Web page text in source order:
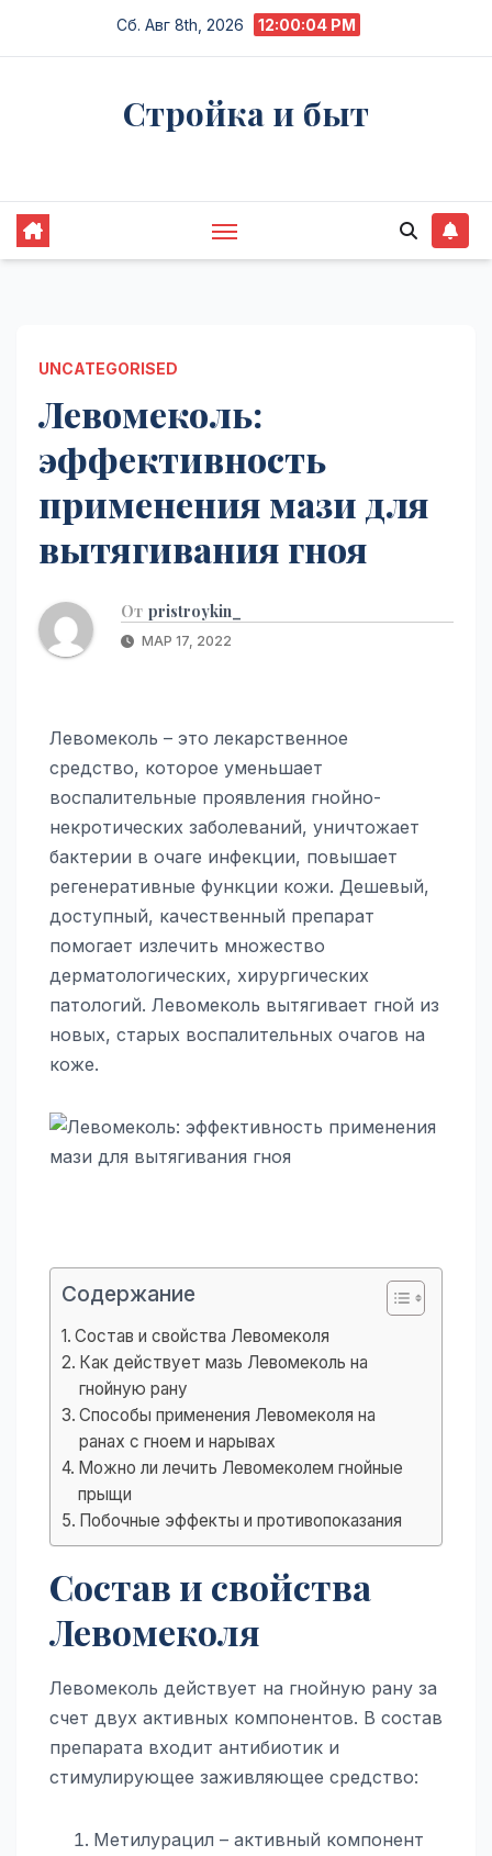
Сб. Авг 8th, 2026 12:00:05 PM
Стройка и быт
UNCATEGORISED
Левомеколь:
эффективность
применения мази для
вытягивания гноя
От pristroykin_
МАР 17, 2022
Левомеколь – это лекарственное
средство, которое уменьшает
воспалительные проявления гнойно-
некротических заболеваний, уничтожает
бактерии в очаге инфекции, повышает
регенеративные функции кожи. Дешевый,
доступный, качественный препарат
помогает излечить множество
дерматологических, хирургических
патологий. Левомеколь вытягивает гной из
новых, старых воспалительных очагов на
коже.
Содержание
Состав и свойства Левомеколя
Как действует мазь Левомеколь на
гнойную рану
Способы применения Левомеколя на
ранах с гноем и нарывах
Можно ли лечить Левомеколем гнойные
прыщи
Побочные эффекты и противопоказания
Состав и свойства
Левомеколя
Левомеколь действует на гнойную рану за
счет двух активных компонентов. В состав
препарата входит антибиотик и
стимулирующее заживляющее средство:
Метилурацил – активный компонент